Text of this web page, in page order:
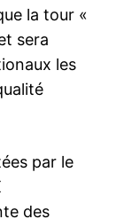
la tour «
sera
les
par le
des